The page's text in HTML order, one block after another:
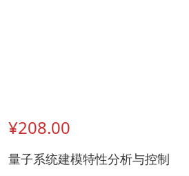
¥208.00
量子系统建模特性分析与控制